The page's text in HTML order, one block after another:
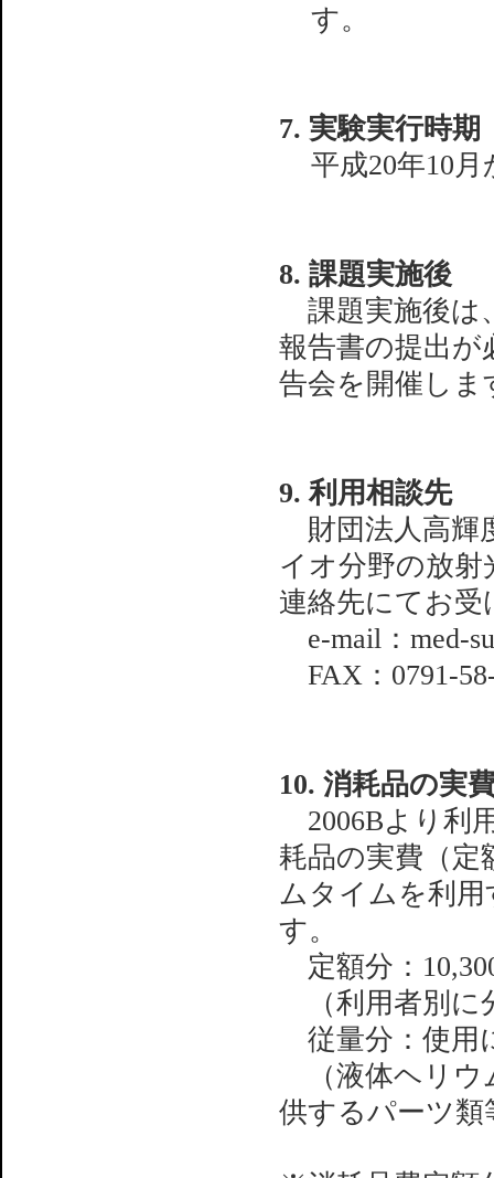
す。
7. 実験実行時期
平成20年10
8. 課題実施後
課題実施後は
報告書の提出が
告会を開催しま
9. 利用相談先
財団法人高輝
イオ分野の放
連絡先にてお
e-mail：med-
FAX：0791-
10. 消耗品の実
2006Bより利
耗品の実費（定
ムタイムを利
す。
定額分：
（利用者別に
従量分：使用
（液体ヘリウ
供するパーツ類